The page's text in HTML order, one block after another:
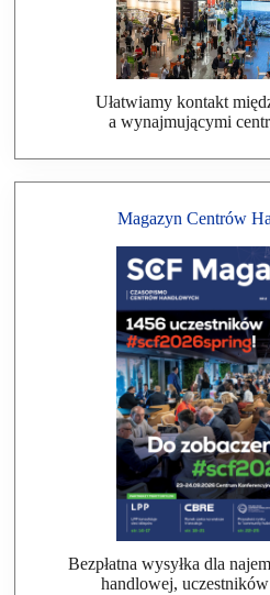
Ułatwiamy kontakt
a wynajmującymi
Magazyn Centrów
Bezpłatna wysyłka dla
handlowej,